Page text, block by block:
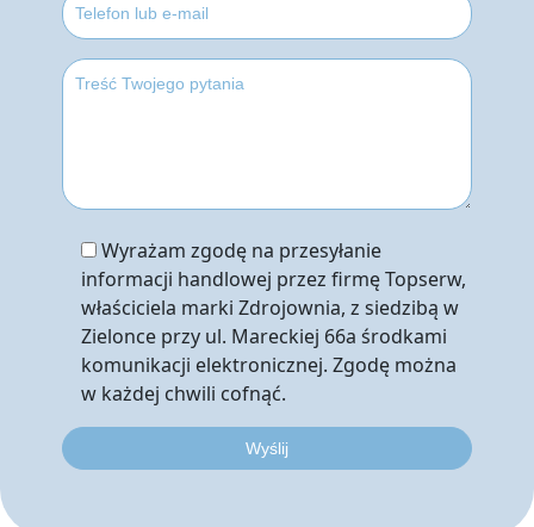
Wyrażam zgodę na przesyłanie
informacji handlowej przez firmę Topserw,
właściciela marki Zdrojownia, z siedzibą w
Zielonce przy ul. Mareckiej 66a środkami
komunikacji elektronicznej. Zgodę można
w każdej chwili cofnąć.